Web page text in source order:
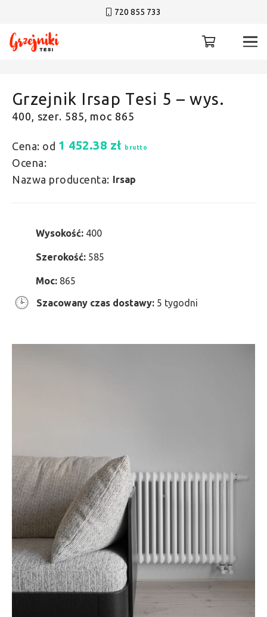
720 855 733
Grzejnik Irsap Tesi 5 – wys.
400, szer. 585, moc 865
Cena: od 1 452.38 zł brutto
Ocena:
Nazwa producenta: Irsap
Wysokość: 400
Szerokość: 585
Moc: 865
Szacowany czas dostawy: 5 tygodni